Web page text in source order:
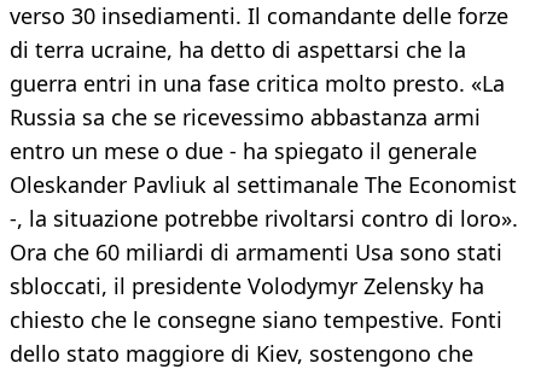
verso 30 insediamenti. Il comandante delle forze
di terra ucraine, ha detto di aspettarsi che la
guerra entri in una fase critica molto presto. «La
Russia sa che se ricevessimo abbastanza armi
entro un mese o due - ha spiegato il generale
Oleskander Pavliuk al settimanale The Economist
-, la situazione potrebbe rivoltarsi contro di loro».
Ora che 60 miliardi di armamenti Usa sono stati
sbloccati, il presidente Volodymyr Zelensky ha
chiesto che le consegne siano tempestive. Fonti
dello stato maggiore di Kiev, sostengono che